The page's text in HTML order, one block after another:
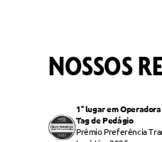
NOSSOS
1° lugar em
Tag de Pedágio
Prêmio Preferência